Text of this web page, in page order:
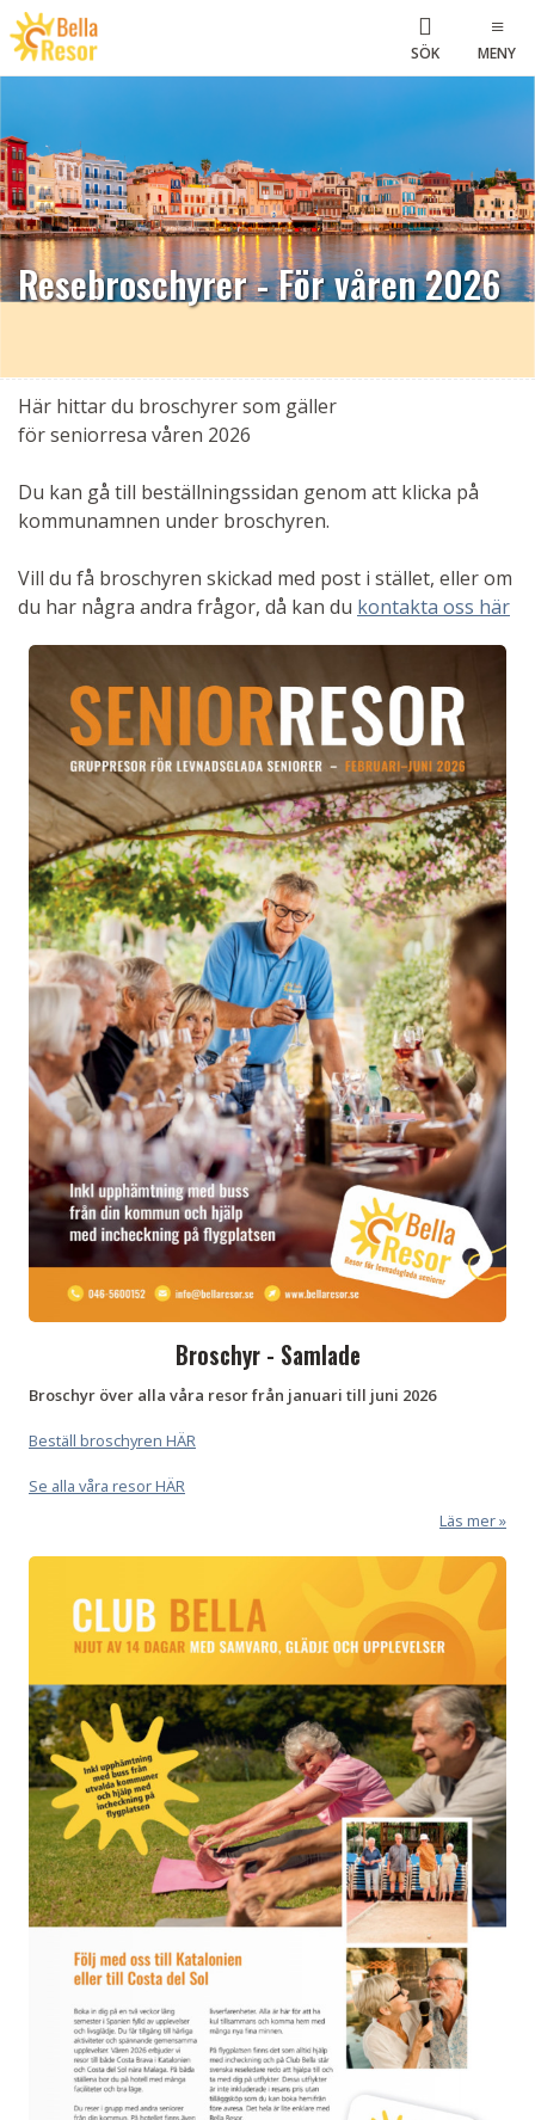
SÖK MENY
Resebroschyrer - För våren 2026
Här hittar du broschyrer som gäller
för seniorresa våren 2026
Du kan gå till beställningssidan genom att klicka på
kommunamnen under broschyren.
Vill du få broschyren skickad med post i stället, eller om
du har några andra frågor, då kan du kontakta oss här
Broschyr - Samlade
Broschyr över alla våra resor från januari till juni 2026
Beställ broschyren HÄR
Se alla våra resor HÄR
Läs mer